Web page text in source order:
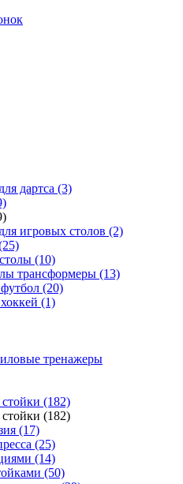
дартса (3)
игровых столов (2)
(10)
трансформеры (13)
(20)
(1)
тренажеры
(182)
(182)
(17)
(25)
(14)
(50)